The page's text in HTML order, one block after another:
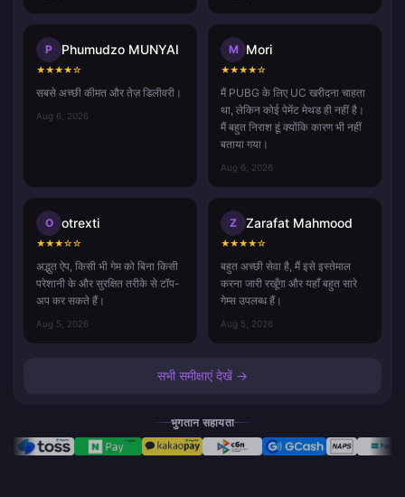
P Phumudzo MUNYAI
★★★★☆
सबसे अच्छी कीमत और तेज़ डिलीवरी।
Aug 6, 2026
M Mori
★★★★☆
मैं PUBG के लिए UC खरीदना चाहता
था, लेकिन कोई पेमेंट मेथड ही नहीं है।
मैं बहुत निराश हूं क्योंकि कारण भी नहीं
बताया गया।
Aug 6, 2026
O otrexti
★★★☆☆
अद्भुत ऐप, किसी भी गेम को बिना किसी
परेशानी के और सुरक्षित तरीके से टॉप-
अप कर सकते हैं।
Aug 5, 2026
Z Zarafat Mahmood
★★★★☆
बहुत अच्छी सेवा है, मैं इसे इस्तेमाल
करना जारी रखूँगा और यहाँ बहुत सारे
गेम्स उपलब्ध हैं।
Aug 5, 2026
सभी समीक्षाएं देखें →
भुगतान सहायता